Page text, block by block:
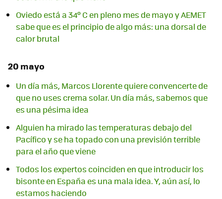
Oviedo está a 34º C en pleno mes de mayo y AEMET
sabe que es el principio de algo más: una dorsal de
calor brutal
20 mayo
Un día más, Marcos Llorente quiere convencerte de
que no uses crema solar. Un día más, sabemos que
es una pésima idea
Alguien ha mirado las temperaturas debajo del
Pacífico y se ha topado con una previsión terrible
para el año que viene
Todos los expertos coinciden en que introducir los
bisonte en España es una mala idea. Y, aún así, lo
estamos haciendo